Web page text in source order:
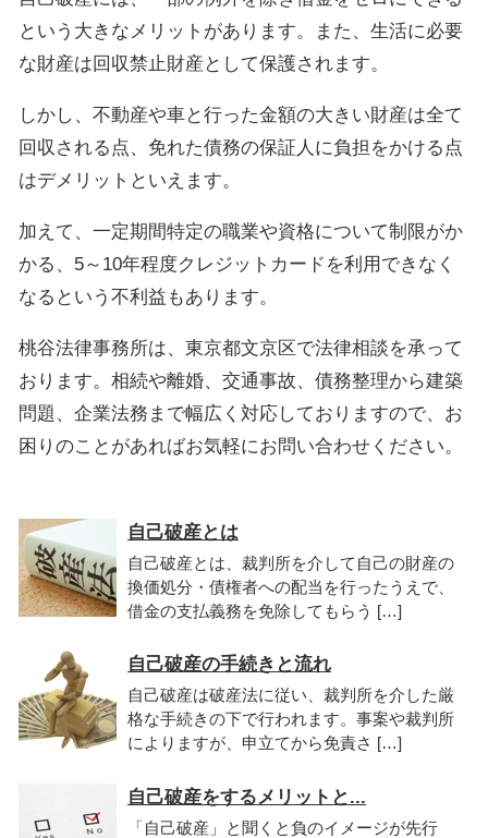
という大きなメリットがあります。また、生活に必要
な財産は回収禁止財産として保護されます。
しかし、不動産や車と行った金額の大きい財産は全て
回収される点、免れた債務の保証人に負担をかける点
はデメリットといえます。
加えて、一定期間特定の職業や資格について制限がか
かる、5～10年程度クレジットカードを利用できなく
なるという不利益もあります。
桃谷法律事務所は、東京都文京区で法律相談を承って
おります。相続や離婚、交通事故、債務整理から建築
問題、企業法務まで幅広く対応しておりますので、お
困りのことがあればお気軽にお問い合わせください。
自己破産とは
自己破産とは、裁判所を介して自己の財産の
換価処分・債権者への配当を行ったうえで、
借金の支払義務を免除してもらう […]
自己破産の手続きと流れ
自己破産は破産法に従い、裁判所を介した厳
格な手続きの下で行われます。事案や裁判所
によりますが、申立てから免責さ […]
自己破産をするメリットと...
「自己破産」と聞くと負のイメージが先行